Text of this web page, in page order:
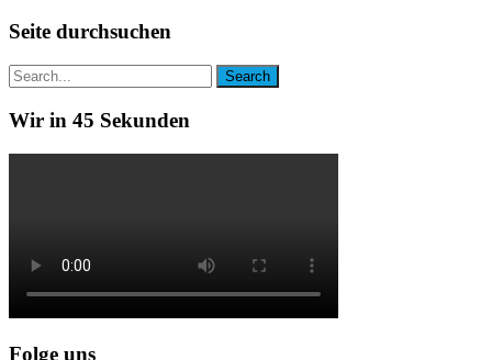
Seite durchsuchen
Wir in 45 Sekunden
Folge uns